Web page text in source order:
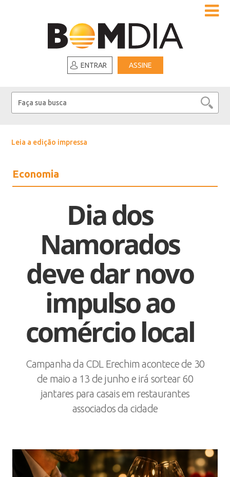
ENTRAR ASSINE
Leia a edição impressa
Economia
Dia dos
Namorados
deve dar novo
impulso ao
comércio local
Campanha da CDL Erechim acontece de 30
de maio a 13 de junho e irá sortear 60
jantares para casais em restaurantes
associados da cidade